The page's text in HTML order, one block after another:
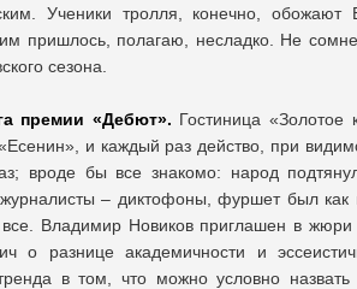
Ученики тролля, конечно, обожают
пришлось, полагаю, несладко. Не
сезона.
премии «Дебют». Гостиница
и каждый раз действо, при
вроде бы все знакомо: народ
– диктофоны, фуршет был как
Владимир Новиков приглашен в жюри
о разнице академичности и
в том, что можно условно